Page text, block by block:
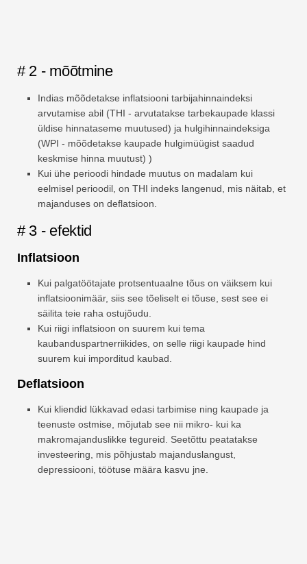
# 2 - mõõtmine
Indias mõõdetakse inflatsiooni tarbijahinnaindeksi
arvutamise abil (THI - arvutatakse tarbekaupade klassi
üldise hinnataseme muutused) ja hulgihinnaindeksiga
(WPI - mõõdetakse kaupade hulgimüügist saadud
keskmise hinna muutust) )
Kui ühe perioodi hindade muutus on madalam kui
eelmisel perioodil, on THI indeks langenud, mis näitab, et
majanduses on deflatsioon.
# 3 - efektid
Inflatsioon
Kui palgatöötajate protsentuaalne tõus on väiksem kui
inflatsioonimäär, siis see tõeliselt ei tõuse, sest see ei
säilita teie raha ostujõudu.
Kui riigi inflatsioon on suurem kui tema
kaubanduspartnerriikides, on selle riigi kaupade hind
suurem kui imporditud kaubad.
Deflatsioon
Kui kliendid lükkavad edasi tarbimise ning kaupade ja
teenuste ostmise, mõjutab see nii mikro- kui ka
makromajanduslikke tegureid. Seetõttu peatatakse
investeering, mis põhjustab majanduslangust,
depressiooni, töötuse määra kasvu jne.